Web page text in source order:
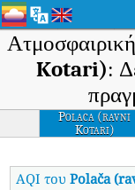
Kotari):
Polaca (ravni
Kotari)
AQI τουPolača